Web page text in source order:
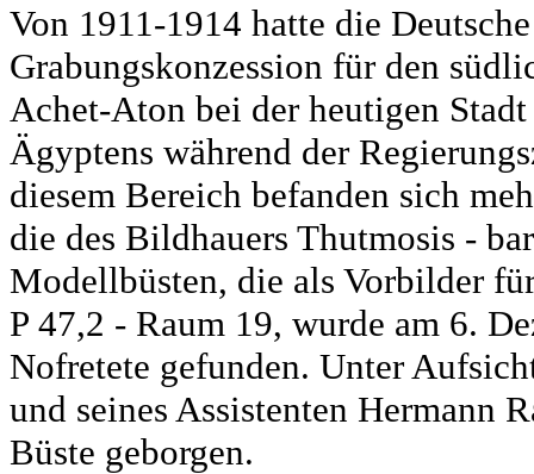
Von 1911-1914 hatte die
Grabungskonzession für den
Achet-Aton bei der heutigen
Ägyptens während der
diesem Bereich befanden sich
die des Bildhauers Thutmosis -
Modellbüsten, die als Vorbilder
P 47,2 - Raum 19, wurde am 6.
Nofretete gefunden. Unter
und seines Assistenten Hermann
Büste geborgen.